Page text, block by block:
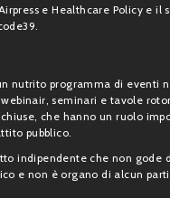
e Healthcare Policy e il
nutrito programma di eventi
seminari e tavole
che hanno un ruolo
pubblico.
indipendente che non gode
e non è organo di alcun